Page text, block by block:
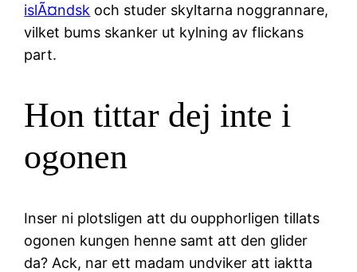
islÃ¤ndsk och studer skyltarna noggrannare,
vilket bums skanker ut kylning av flickans
part.
Hon tittar dej inte i
ogonen
Inser ni plotsligen att du oupphorligen tillats
ogonen kungen henne samt att den glider
da? Ack, nar ett madam undviker att iaktta